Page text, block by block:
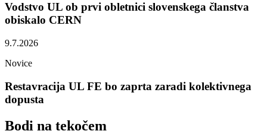
Vodstvo UL ob prvi obletnici slovenskega članstva
obiskalo CERN
9.7.2026
Novice
Restavracija UL FE bo zaprta zaradi kolektivnega
dopusta
Bodi na tekočem